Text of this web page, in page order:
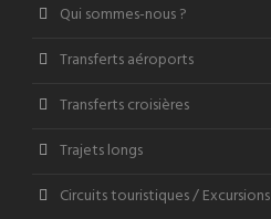
Qui sommes-nous ?
Transferts aéroports
Transferts croisières
Trajets longs
Circuits touristiques / Excursions